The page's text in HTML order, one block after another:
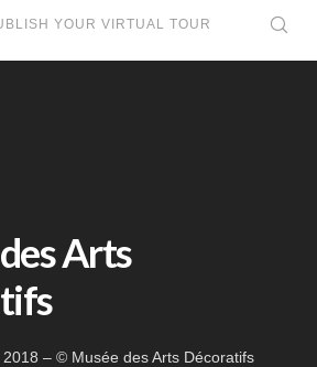
YOUR VIRTUAL TOUR
Arts
– © Musée des Arts Décoratifs